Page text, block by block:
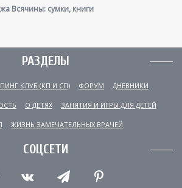
Всячины: сумки, книги
РАЗДЕЛЫ
КЛУБ (КП И СП) ФОРУМ ДНЕВНИКИ
О ДЕТЯХ ЗАНЯТИЯ И ИГРЫ ДЛЯ ДЕТЕЙ
ЖИЗНЬ ЗАМЕЧАТЕЛЬНЫХ ВРАЧЕЙ
СОЦСЕТИ